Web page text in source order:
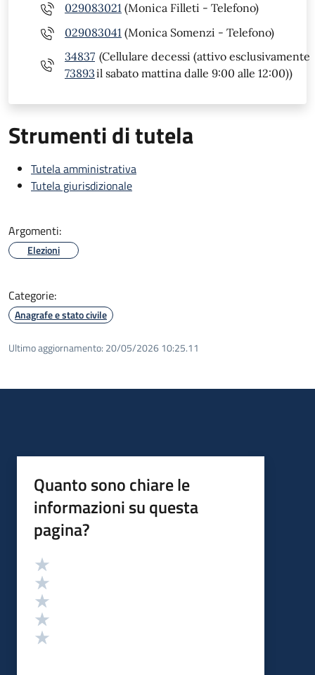
029083021 (Monica Filleti - Telefono)
029083041 (Monica Somenzi - Telefono)
34837
73893
(Cellulare decessi (attivo esclusivamente
il sabato mattina dalle 9:00 alle 12:00))
Strumenti di tutela
Tutela amministrativa
Tutela giurisdizionale
Argomenti:
Elezioni
Categorie:
Anagrafe e stato civile
Ultimo aggiornamento: 20/05/2026 10:25.11
Quanto sono chiare le
informazioni su questa
pagina?
Valutazione